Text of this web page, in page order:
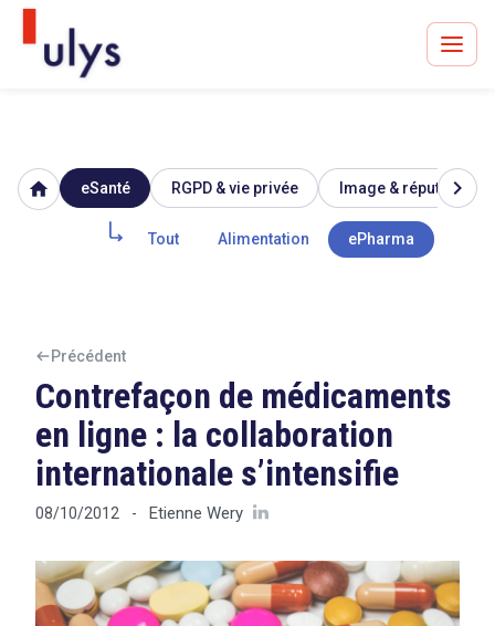
Avocats à Paris & Bruxelles
Leader en droit de l'innovation depuis 30 ans
Tout sur le RGPD
Tout sur le droit de l'innovation
home eSanté RGPD & vie privée Image & réputation
Tout Alimentation ePharma
chevron_right
Précédent
Contrefaçon de médicaments
en ligne : la collaboration
internationale s’intensifie
08/10/2012 - Etienne Wery